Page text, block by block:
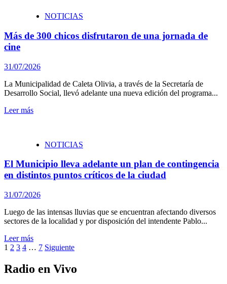
NOTICIAS
Más de 300 chicos disfrutaron de una jornada de
cine
31/07/2026
La Municipalidad de Caleta Olivia, a través de la Secretaría de
Desarrollo Social, llevó adelante una nueva edición del programa...
Leer más
NOTICIAS
El Municipio lleva adelante un plan de contingencia
en distintos puntos críticos de la ciudad
31/07/2026
Luego de las intensas lluvias que se encuentran afectando diversos
sectores de la localidad y por disposición del intendente Pablo...
Leer más
Paginación
de
entradas
1 2 3 4 … 7 Siguiente
Radio en Vivo